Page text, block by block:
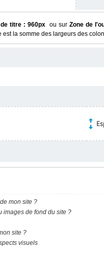
de titre : 960px ou sur Zone de
la somme des largeurs des
mon site ?
images de fond du site ?
site ?
visuels